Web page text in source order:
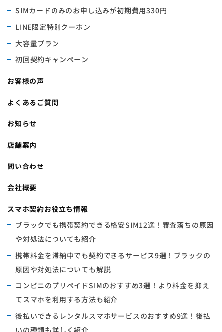
SIMカードのみのお申し込みが初期費用330円
LINE限定特別クーポン
大容量プラン
初回契約キャンペーン
お客様の声
よくあるご質問
お知らせ
店舗案内
問い合わせ
会社概要
スマホ契約お役立ち情報
ブラックでも携帯契約できる格安SIM12選！審査落ちの原因
や対処法についても紹介
携帯料金を滞納中でも契約できるサービス9選！ブラックの
原因や対処法についても解説
コンビニのプリペイドSIMのおすすめ3選！より料金を抑え
てスマホを利用する方法も紹介
後払いできるレンタルスマホサービスのおすすめ9選！後払
いの種類も詳しく紹介